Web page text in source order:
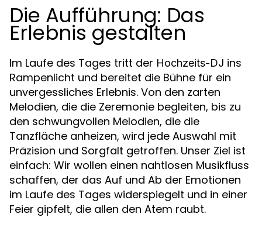
Die Aufführung: Das
Erlebnis gestalten
Im Laufe des Tages tritt der Hochzeits-DJ ins
Rampenlicht und bereitet die Bühne für ein
unvergessliches Erlebnis. Von den zarten
Melodien, die die Zeremonie begleiten, bis zu
den schwungvollen Melodien, die die
Tanzfläche anheizen, wird jede Auswahl mit
Präzision und Sorgfalt getroffen. Unser Ziel ist
einfach: Wir wollen einen nahtlosen Musikfluss
schaffen, der das Auf und Ab der Emotionen
im Laufe des Tages widerspiegelt und in einer
Feier gipfelt, die allen den Atem raubt.